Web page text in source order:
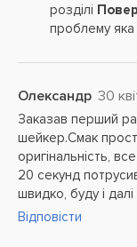
розділі
проблему яка
Олександр 30
Заказав перший
шейкер.Смак
оригінальність,
20 секунд
швидко, буду і далі
Відповісти